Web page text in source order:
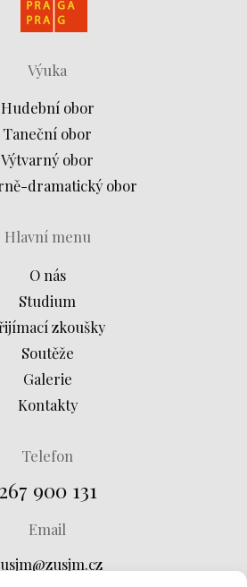
Výuka
Hudební obor
Taneční obor
Výtvarný obor
dramatický obor
Hlavní menu
O nás
Studium
zkoušky
Soutěže
Galerie
Kontakty
Telefon
267 900 131
Email